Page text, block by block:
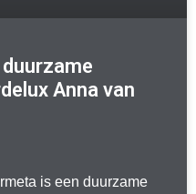
Anna van
is een duurzame